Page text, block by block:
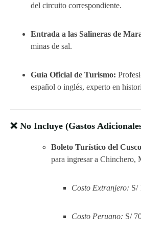
del circuito correspondiente.
Entrada a las Salineras de
minas de sal.
Guía Oficial de Turismo:
español o inglés, experto en
❌ No Incluye (Gastos
Boleto Turístico del
para ingresar a Chinchero,
Costo Extranjero: S/
Costo Peruano: S/